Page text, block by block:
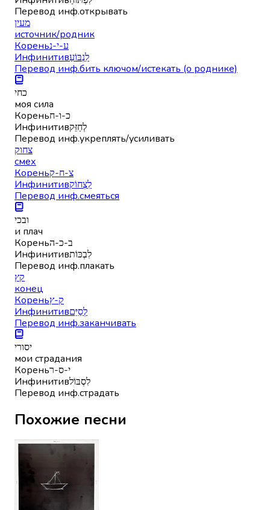
Перевод инф.открывать
מעין
источник/родник
Кореньע-י-נ
Инфинитивלִנְבּוֹעַ
Перевод инф.бить ключом/истекать (о роднике)
כחי
моя сила
Кореньכ-ו-ח
Инфинитивלְחַזֵּק
Перевод инф.укреплять/усиливать
צחוק
смех
Кореньצ-ח-ק
Инфинитивלִצְחוֹק
Перевод инф.смеяться
ובכי
и плач
Кореньב-כ-ה
Инфинитивלִבְכּוֹת
Перевод инф.плакать
קץ
конец
Кореньק-ץ
Инфинитивלְסַיֵּם
Перевод инф.заканчивать
יסורי
мои страдания
Кореньי-ס-ר
Инфинитивלִסְבּוֹל
Перевод инф.страдать
Похожие песни